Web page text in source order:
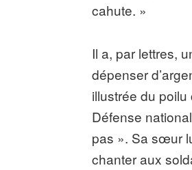
cahute. »
Il a, par lettres,
dépenser
illustrée du poilu
Défense
pas ». Sa sœur
chanter aux